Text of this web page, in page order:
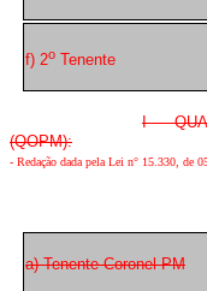
f) 2o Tenente
I -
(QOPM):
- Redação dada pela Lei n° 15.330, de
a) Tenente-Coronel PM